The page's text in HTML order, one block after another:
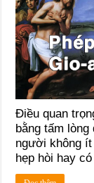
Điều quan
bằng tấm
người không
hẹp hòi hay